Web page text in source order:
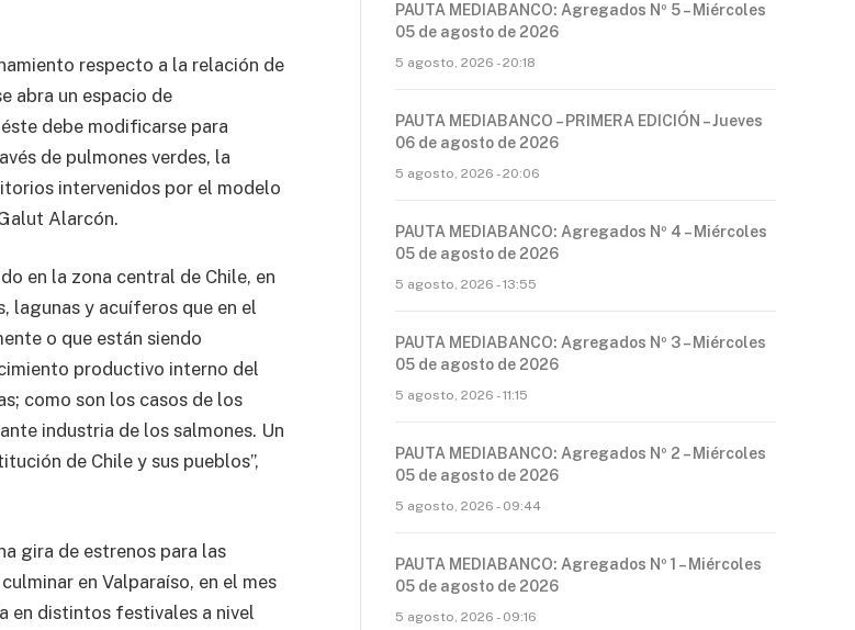
respecto a la relación de
abra un espacio de
debe modificarse para
de pulmones verdes, la
intervenidos por el modelo
Alarcón.
en la zona central de Chile, en
lagunas y acuíferos que en el
o que están siendo
productivo interno del
como son los casos de los
industria de los salmones. Un
de Chile y sus pueblos”,
gira de estrenos para las
en Valparaíso, en el mes
en distintos festivales a nivel
PAUTA MEDIABANCO: Agregados Nº 5 – Miércoles
05 de agosto de 2026
5 agosto, 2026 - 20:18
PAUTA MEDIABANCO – PRIMERA EDICIÓN – Jueves
06 de agosto de 2026
5 agosto, 2026 - 20:06
PAUTA MEDIABANCO: Agregados Nº 4 – Miércoles
05 de agosto de 2026
5 agosto, 2026 - 13:55
PAUTA MEDIABANCO: Agregados Nº 3 – Miércoles
05 de agosto de 2026
5 agosto, 2026 - 11:15
PAUTA MEDIABANCO: Agregados Nº 2 – Miércoles
05 de agosto de 2026
5 agosto, 2026 - 09:44
PAUTA MEDIABANCO: Agregados Nº 1 – Miércoles
05 de agosto de 2026
5 agosto, 2026 - 09:16